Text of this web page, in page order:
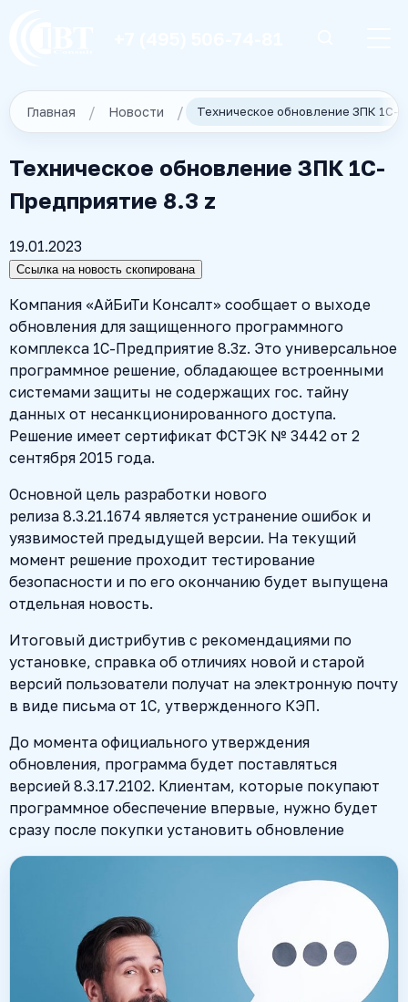
Главная Новости Техническое обновление ЗПК 1С-
Техническое обновление ЗПК 1С-
Предприятие 8.3 z
19.01.2023
Ссылка на новость скопирована
Компания «АйБиТи Консалт» сообщает о выходе
обновления для защищенного программного
комплекса 1С-Предприятие 8.3z. Это универсальное
программное решение, обладающее встроенными
системами защиты не содержащих гос. тайну
данных от несанкционированного доступа.
Решение имеет сертификат ФСТЭК № 3442 от 2
сентября 2015 года.
Основной цель разработки нового
релиза 8.3.21.1674 является устранение ошибок и
уязвимостей предыдущей версии. На текущий
момент решение проходит тестирование
безопасности и по его окончанию будет выпущена
отдельная новость.
Итоговый дистрибутив с рекомендациями по
установке, справка об отличиях новой и старой
версий пользователи получат на электронную почту
в виде письма от 1С, утвержденного КЭП.
До момента официального утверждения
обновления, программа будет поставляться
версией 8.3.17.2102. Клиентам, которые покупают
программное обеспечение впервые, нужно будет
сразу после покупки установить обновление